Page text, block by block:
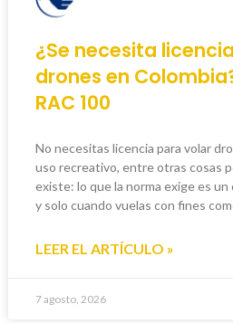
¿Se necesita
drones en
RAC 100
No necesitas licencia para volar
uso recreativo, entre otras cosas
existe: lo que la norma exige es
y solo cuando vuelas con fines
LEER EL ARTÍCULO »
7 agosto, 2026